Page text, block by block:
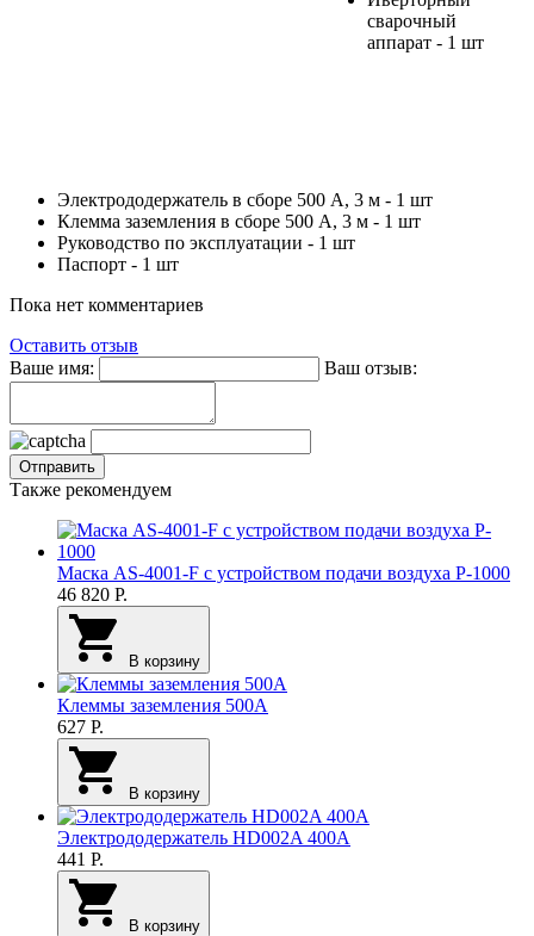
сварочный
аппарат - 1 шт
Электрододержатель в сборе 500 А, 3 м - 1 шт
Клемма заземления в сборе 500 А, 3 м - 1 шт
Руководство по эксплуатации - 1 шт
Паспорт - 1 шт
Пока нет комментариев
Оставить отзыв
Ваше имя:
Ваш отзыв:
Также рекомендуем
Маска AS-4001-F с устройством подачи воздуха P-1000
46 820 Р.
В корзину
Клеммы заземления 500А
627 Р.
В корзину
Электрододержатель HD002A 400А
441 Р.
В корзину